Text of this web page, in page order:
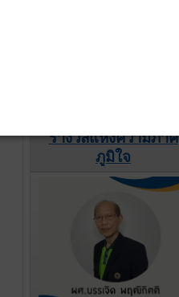
รางวัลแห่งความภาค
ภูมิใจ